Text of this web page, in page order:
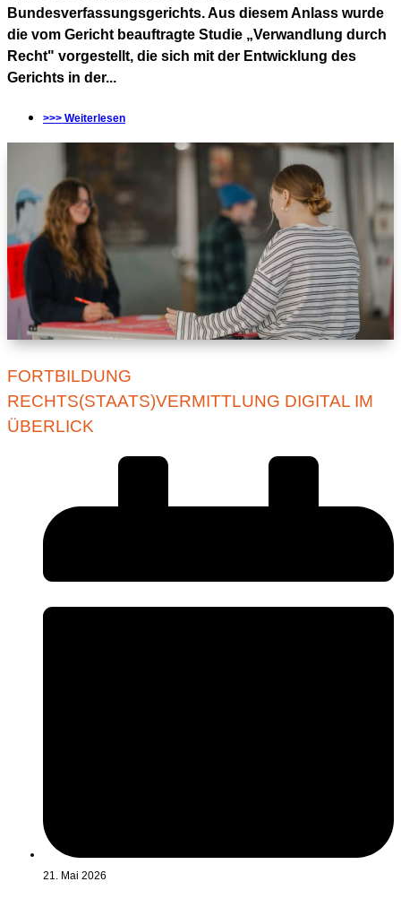
Bundesverfassungsgerichts. Aus diesem Anlass wurde
die vom Gericht beauftragte Studie „Verwandlung durch
Recht" vorgestellt, die sich mit der Entwicklung des
Gerichts in der...
>>> Weiterlesen
FORTBILDUNG
RECHTS(STAATS)VERMITTLUNG DIGITAL IM
ÜBERLICK
21. Mai 2026